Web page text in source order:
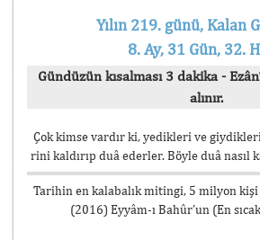
Yılın 219. günü, Kalan
8. Ay, 31 Gün, 32.
Gündüzün kısalması 3 dakika -
alınır.
Çok kimse vardır ki, yedikleri ve
rini kaldırıp duâ ederler. Böyle duâ nasıl
Tarihin en kalabalık mitingi, 5 milyon kişi
(2016) Eyyâm-ı Bahûr’un (En